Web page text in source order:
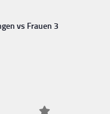
vs Frauen 3